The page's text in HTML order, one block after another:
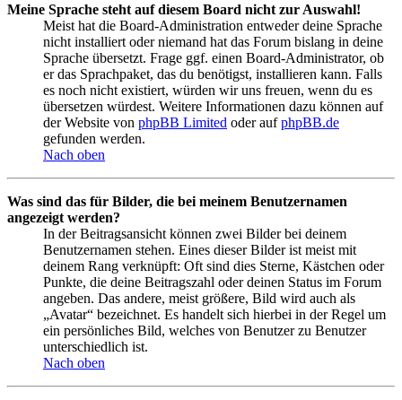
Meine Sprache steht auf diesem Board nicht zur Auswahl!
Meist hat die Board-Administration entweder deine Sprache
nicht installiert oder niemand hat das Forum bislang in deine
Sprache übersetzt. Frage ggf. einen Board-Administrator, ob
er das Sprachpaket, das du benötigst, installieren kann. Falls
es noch nicht existiert, würden wir uns freuen, wenn du es
übersetzen würdest. Weitere Informationen dazu können auf
der Website von phpBB Limited oder aufphpBB.de
gefunden werden.
Nach oben
Was sind das für Bilder, die bei meinem Benutzernamen
angezeigt werden?
In der Beitragsansicht können zwei Bilder bei deinem
Benutzernamen stehen. Eines dieser Bilder ist meist mit
deinem Rang verknüpft: Oft sind dies Sterne, Kästchen oder
Punkte, die deine Beitragszahl oder deinen Status im Forum
angeben. Das andere, meist größere, Bild wird auch als
„Avatar“ bezeichnet. Es handelt sich hierbei in der Regel um
ein persönliches Bild, welches von Benutzer zu Benutzer
unterschiedlich ist.
Nach oben